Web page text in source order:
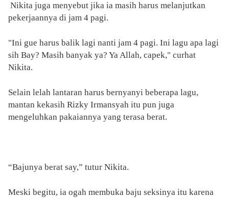
Nikita juga menyebut jika ia masih harus melanjutkan
pekerjaannya di jam 4 pagi.
"Ini gue harus balik lagi nanti jam 4 pagi. Ini lagu apa lagi
sih Bay? Masih banyak ya? Ya Allah, capek," curhat
Nikita.
Selain lelah lantaran harus bernyanyi beberapa lagu,
mantan kekasih Rizky Irmansyah itu pun juga
mengeluhkan pakaiannya yang terasa berat.
“Bajunya berat say,” tutur Nikita.
Meski begitu, ia ogah membuka baju seksinya itu karena